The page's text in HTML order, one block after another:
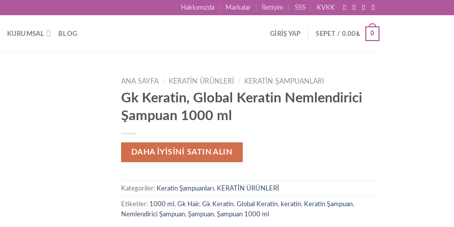
Hakkımızda Markalar İletişim SSS KVKK
KURUMSAL BLOG GIRIŞ YAP SEPET / 0.00₺ 0
ANA SAYFA / KERATİN ÜRÜNLERİ / KERATIN ŞAMPUANLARI
Gk Keratin, Global Keratin Nemlendirici
Şampuan 1000 ml
DAHA İYİSİNİ SATIN ALIN
Kategoriler: Keratin Şampuanları, KERATİN ÜRÜNLERİ
Etiketler: 1000 ml , Gk Hair, Gk Keratin, Global Keratin, keratin, Keratin Şampuan,
Nemlendirici Şampuan, Şampuan, Şampuan 1000 ml